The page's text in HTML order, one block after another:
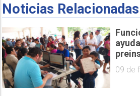
Noticias Relacionadas
09 de